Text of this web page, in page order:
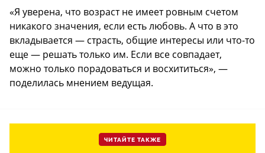
«Я уверена, что возраст не имеет ровным счетом
никакого значения, если есть любовь. А что в это
вкладывается — страсть, общие интересы или что-то
еще — решать только им. Если все совпадает,
можно только порадоваться и восхититься», —
поделилась мнением ведущая.
ЧИТАЙТЕ ТАКЖЕ